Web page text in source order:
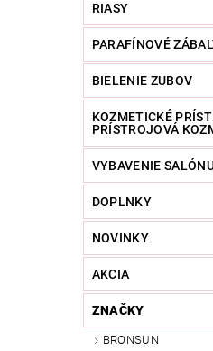
RIASY
PARAFÍNOVÉ
BIELENIE ZUBOV
KOZMETICKÉ
PRÍSTROJOVÁ
VYBAVENIE
DOPLNKY
NOVINKY
AKCIA
ZNAČKY
BRONSUN